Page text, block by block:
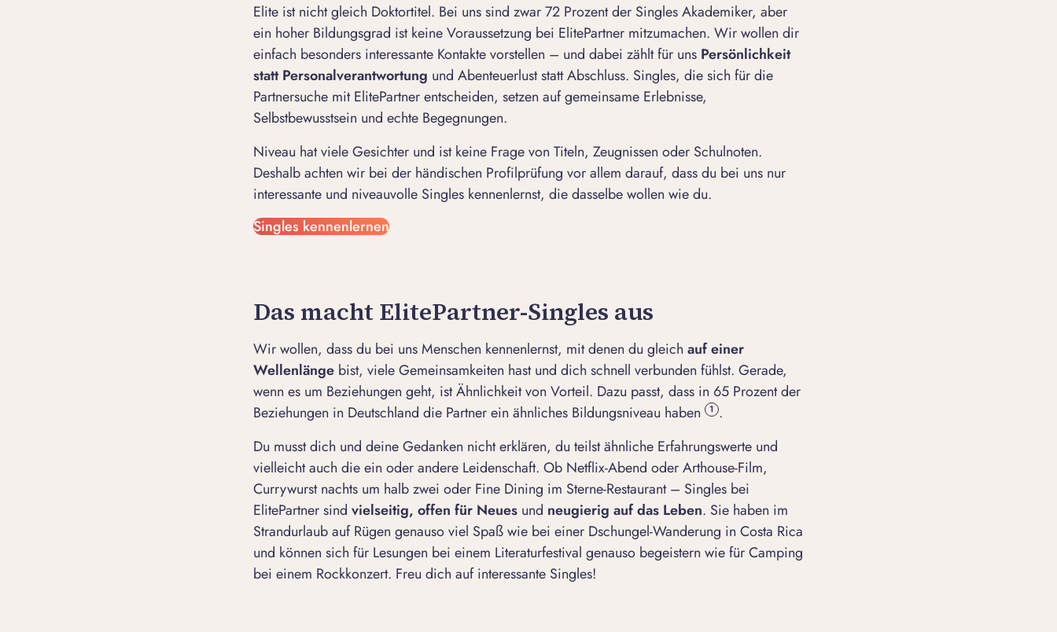
Elite ist nicht gleich Doktortitel. Bei uns sind zwar 72 Prozent der Singles Akademiker, aber
ein hoher Bildungsgrad ist keine Voraussetzung bei ElitePartner mitzumachen. Wir wollen dir
einfach besonders interessante Kontakte vorstellen – und dabei zählt für uns Persönlichkeit
statt Personalverantwortung und Abenteuerlust statt Abschluss. Singles, die sich für die
Partnersuche mit ElitePartner entscheiden, setzen auf gemeinsame Erlebnisse,
Selbstbewusstsein und echte Begegnungen.
Niveau hat viele Gesichter und ist keine Frage von Titeln, Zeugnissen oder Schulnoten.
Deshalb achten wir bei der händischen Profilprüfung vor allem darauf, dass du bei uns nur
interessante und niveauvolle Singles kennenlernst, die dasselbe wollen wie du.
Singles kennenlernen
Das macht ElitePartner-Singles aus
Wir wollen, dass du bei uns Menschen kennenlernst, mit denen du gleich auf einer
Wellenlänge bist, viele Gemeinsamkeiten hast und dich schnell verbunden fühlst. Gerade,
wenn es um Beziehungen geht, ist Ähnlichkeit von Vorteil. Dazu passt, dass in 65 Prozent der
Beziehungen in Deutschland die Partner ein ähnliches Bildungsniveau haben
1 .
Du musst dich und deine Gedanken nicht erklären, du teilst ähnliche Erfahrungswerte und
vielleicht auch die ein oder andere Leidenschaft. Ob Netflix-Abend oder Arthouse-Film,
Currywurst nachts um halb zwei oder Fine Dining im Sterne-Restaurant – Singles bei
ElitePartner sind vielseitig, offen für Neues und neugierig auf das Leben. Sie haben im
Strandurlaub auf Rügen genauso viel Spaß wie bei einer Dschungel-Wanderung in Costa Rica
und können sich für Lesungen bei einem Literaturfestival genauso begeistern wie für Camping
bei einem Rockkonzert. Freu dich auf interessante Singles!